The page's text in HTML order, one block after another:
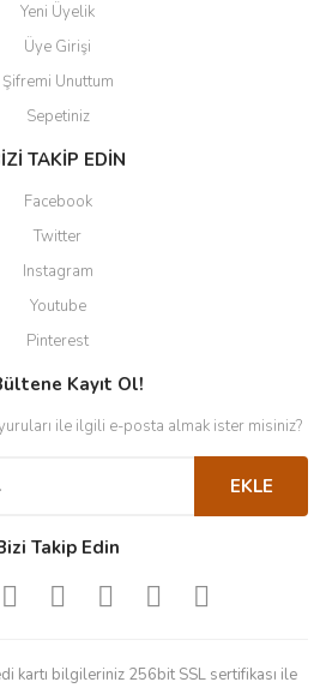
Yeni Üyelik
Üye Girişi
Şifremi Unuttum
Sepetiniz
TAKİP EDİN
Facebook
Twitter
Instagram
Youtube
Pinterest
Kayıt Ol!
ile ilgili e-posta almak ister misiniz?
EKLE
Takip Edin
kartı bilgileriniz 256bit SSL sertifikası ile